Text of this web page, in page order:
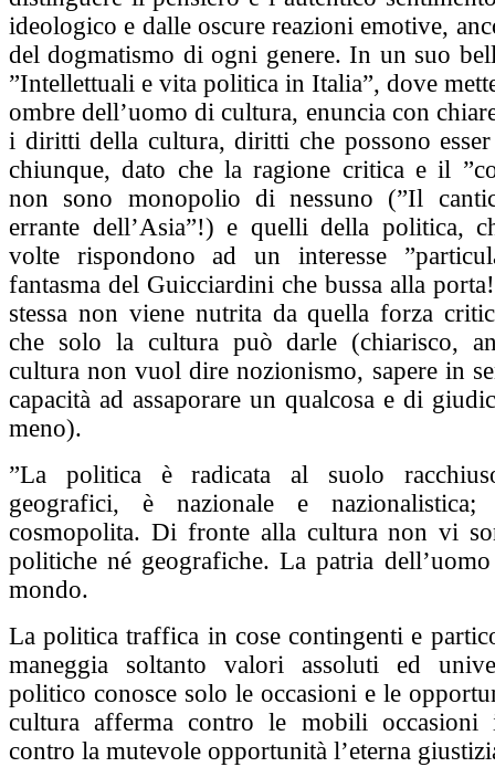
ideologico e dalle oscure reazioni emotive,
del dogmatismo di ogni genere. In un suo
”Intellettuali e vita politica in Italia”, dove
ombre dell’uomo di cultura, enuncia con
i diritti della cultura, diritti che possono
chiunque, dato che la ragione critica e il
non sono monopolio di nessuno (”Il
errante dell’Asia”!) e quelli della politica,
volte rispondono ad un interesse
fantasma del Guicciardini che bussa alla
stessa non viene nutrita da quella forza
che solo la cultura può darle (chiarisco,
cultura non vuol dire nozionismo, sapere in
capacità ad assaporare un qualcosa e di
meno).
”La politica è radicata al suolo
geografici, è nazionale e
cosmopolita. Di fronte alla cultura non vi
politiche né geografiche. La patria
mondo.
La politica traffica in cose contingenti e
maneggia soltanto valori assoluti ed
politico conosce solo le occasioni e le
cultura afferma contro le mobili
contro la mutevole opportunità l’eterna